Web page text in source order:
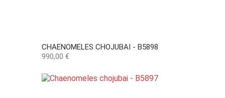
CHAENOMELES CHOJUBAI - B5898
Precio
990,00 €